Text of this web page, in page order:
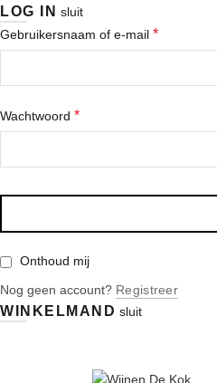
LOG IN sluit
Gebruikersnaam of e-mail *
Wachtwoord *
Onthoud mij
Nog geen account? Registreer
WINKELMAND sluit